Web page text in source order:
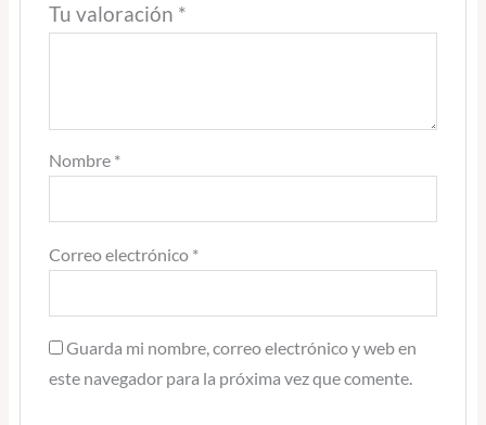
Tu valoración *
Nombre *
Correo electrónico *
Guarda mi nombre, correo electrónico y web en
este navegador para la próxima vez que comente.